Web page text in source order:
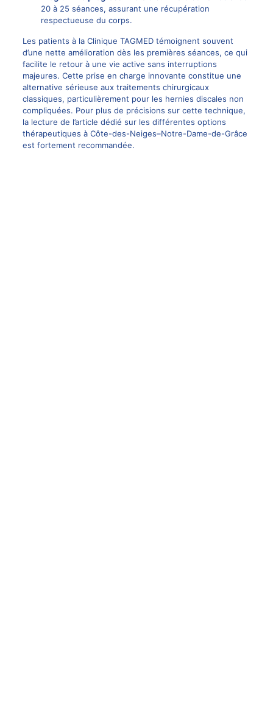
20 à 25 séances, assurant une récupération
respectueuse du corps.
Les patients à la Clinique TAGMED témoignent souvent
d’une nette amélioration dès les premières séances, ce qui
facilite le retour à une vie active sans interruptions
majeures. Cette prise en charge innovante constitue une
alternative sérieuse aux traitements chirurgicaux
classiques, particulièrement pour les hernies discales non
compliquées. Pour plus de précisions sur cette technique,
la lecture de l’article dédié sur les différentes options
thérapeutiques à Côte-des-Neiges–Notre-Dame-de-Grâce
est fortement recommandée.